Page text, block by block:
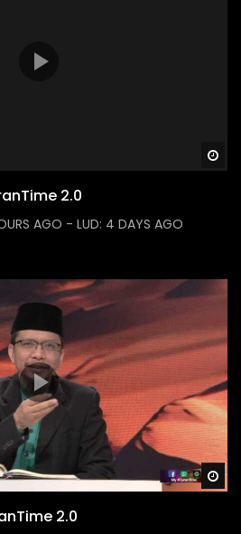
2.0
AGO - LUD: 4 DAYS AGO
2.0